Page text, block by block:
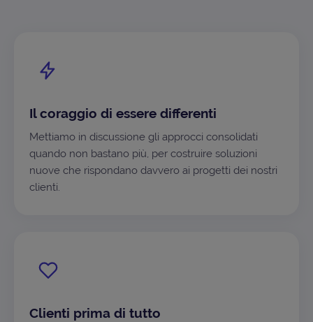
Il coraggio di essere differenti
Mettiamo in discussione gli approcci consolidati
quando non bastano più, per costruire soluzioni
nuove che rispondano davvero ai progetti dei nostri
clienti.
Clienti prima di tutto